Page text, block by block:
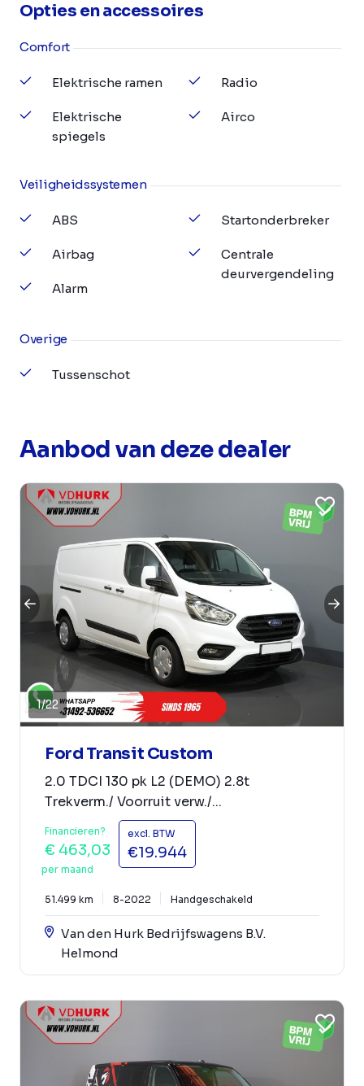
Opties en accessoires
Comfort
Elektrische ramen
Elektrische
spiegels
Radio
Airco
Veiligheidssystemen
ABS
Airbag
Alarm
Startonderbreker
Centrale
deurvergendeling
Overige
Tussenschot
Aanbod van deze dealer
1/22
Ford Transit Custom
2.0 TDCI 130 pk L2 (DEMO) 2.8t
Trekverm./ Voorruit verw./...
Financieren?
€ 463,03
per maand
excl. BTW
€19.944
51.499 km 8-2022 Handgeschakeld
Van den Hurk Bedrijfswagens B.V.
Helmond